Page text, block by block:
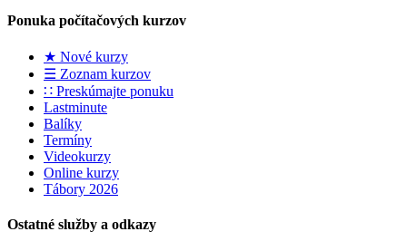
Ponuka počítačových kurzov
★ Nové kurzy
☰ Zoznam kurzov
∷ Preskúmajte ponuku
Lastminute
Balíky
Termíny
Videokurzy
Online kurzy
Tábory 2026
Ostatné služby a odkazy